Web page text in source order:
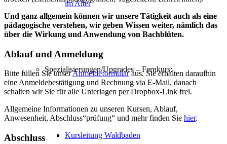
im Alter
Spezialisierungen/Upgrades – Fernkurs:
Kursleitung Waldbaden
Und ganz allgemein können wir unsere Tätigkeit auch als eine
pädagogische verstehen, wir geben Wissen weiter, nämlich das
über die Wirkung und Anwendung von Bachblüten.
Ablauf und Anmeldung
Bitte füllen Sie unserAnmeldeformularaus. Sie erhalten daraufhin
eine Anmeldebestätigung und Rechnung via E-Mail, danach
schalten wir Sie für alle Unterlagen per Dropbox-Link frei.
Allgemeine Informationen zu unseren Kursen, Ablauf,
Anwesenheit, Abschluss“prüfung“ und mehr finden Sie hier.
Abschluss